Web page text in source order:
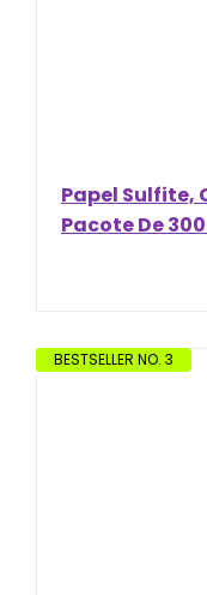
Papel Sulfite,
Pacote De
BESTSELLER NO. 3